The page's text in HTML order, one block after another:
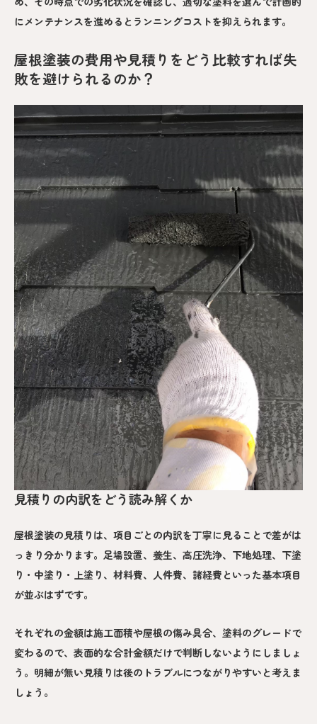
にメンテナンスを進めるとランニングコストを抑えられます。
屋根塗装の費用や見積りをどう比較すれば失
敗を避けられるのか？
見積りの内訳をどう読み解くか
屋根塗装の見積りは、項目ごとの内訳を丁寧に見ることで差がは
っきり分かります。足場設置、養生、高圧洗浄、下地処理、下塗
り・中塗り・上塗り、材料費、人件費、諸経費といった基本項目
が並ぶはずです。
それぞれの金額は施工面積や屋根の傷み具合、塗料のグレードで
変わるので、表面的な合計金額だけで判断しないようにしましょ
う。明細が無い見積りは後のトラブルにつながりやすいと考えま
しょう。